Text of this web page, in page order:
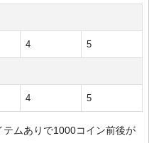
4 5
4 5
ムありで1000コイン前後が